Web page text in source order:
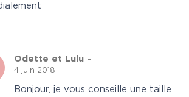
Odette et Lulu –
4 juin 2018
Bonjour, je vous conseille une taille